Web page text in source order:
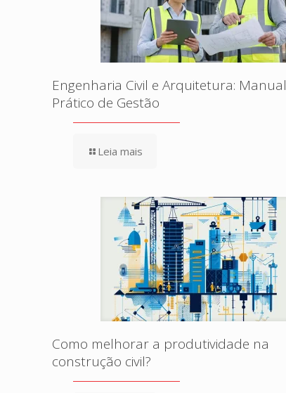
Engenharia Civil e Arquitetura: Manual
Prático de Gestão
Leia mais
Como melhorar a produtividade na
construção civil?